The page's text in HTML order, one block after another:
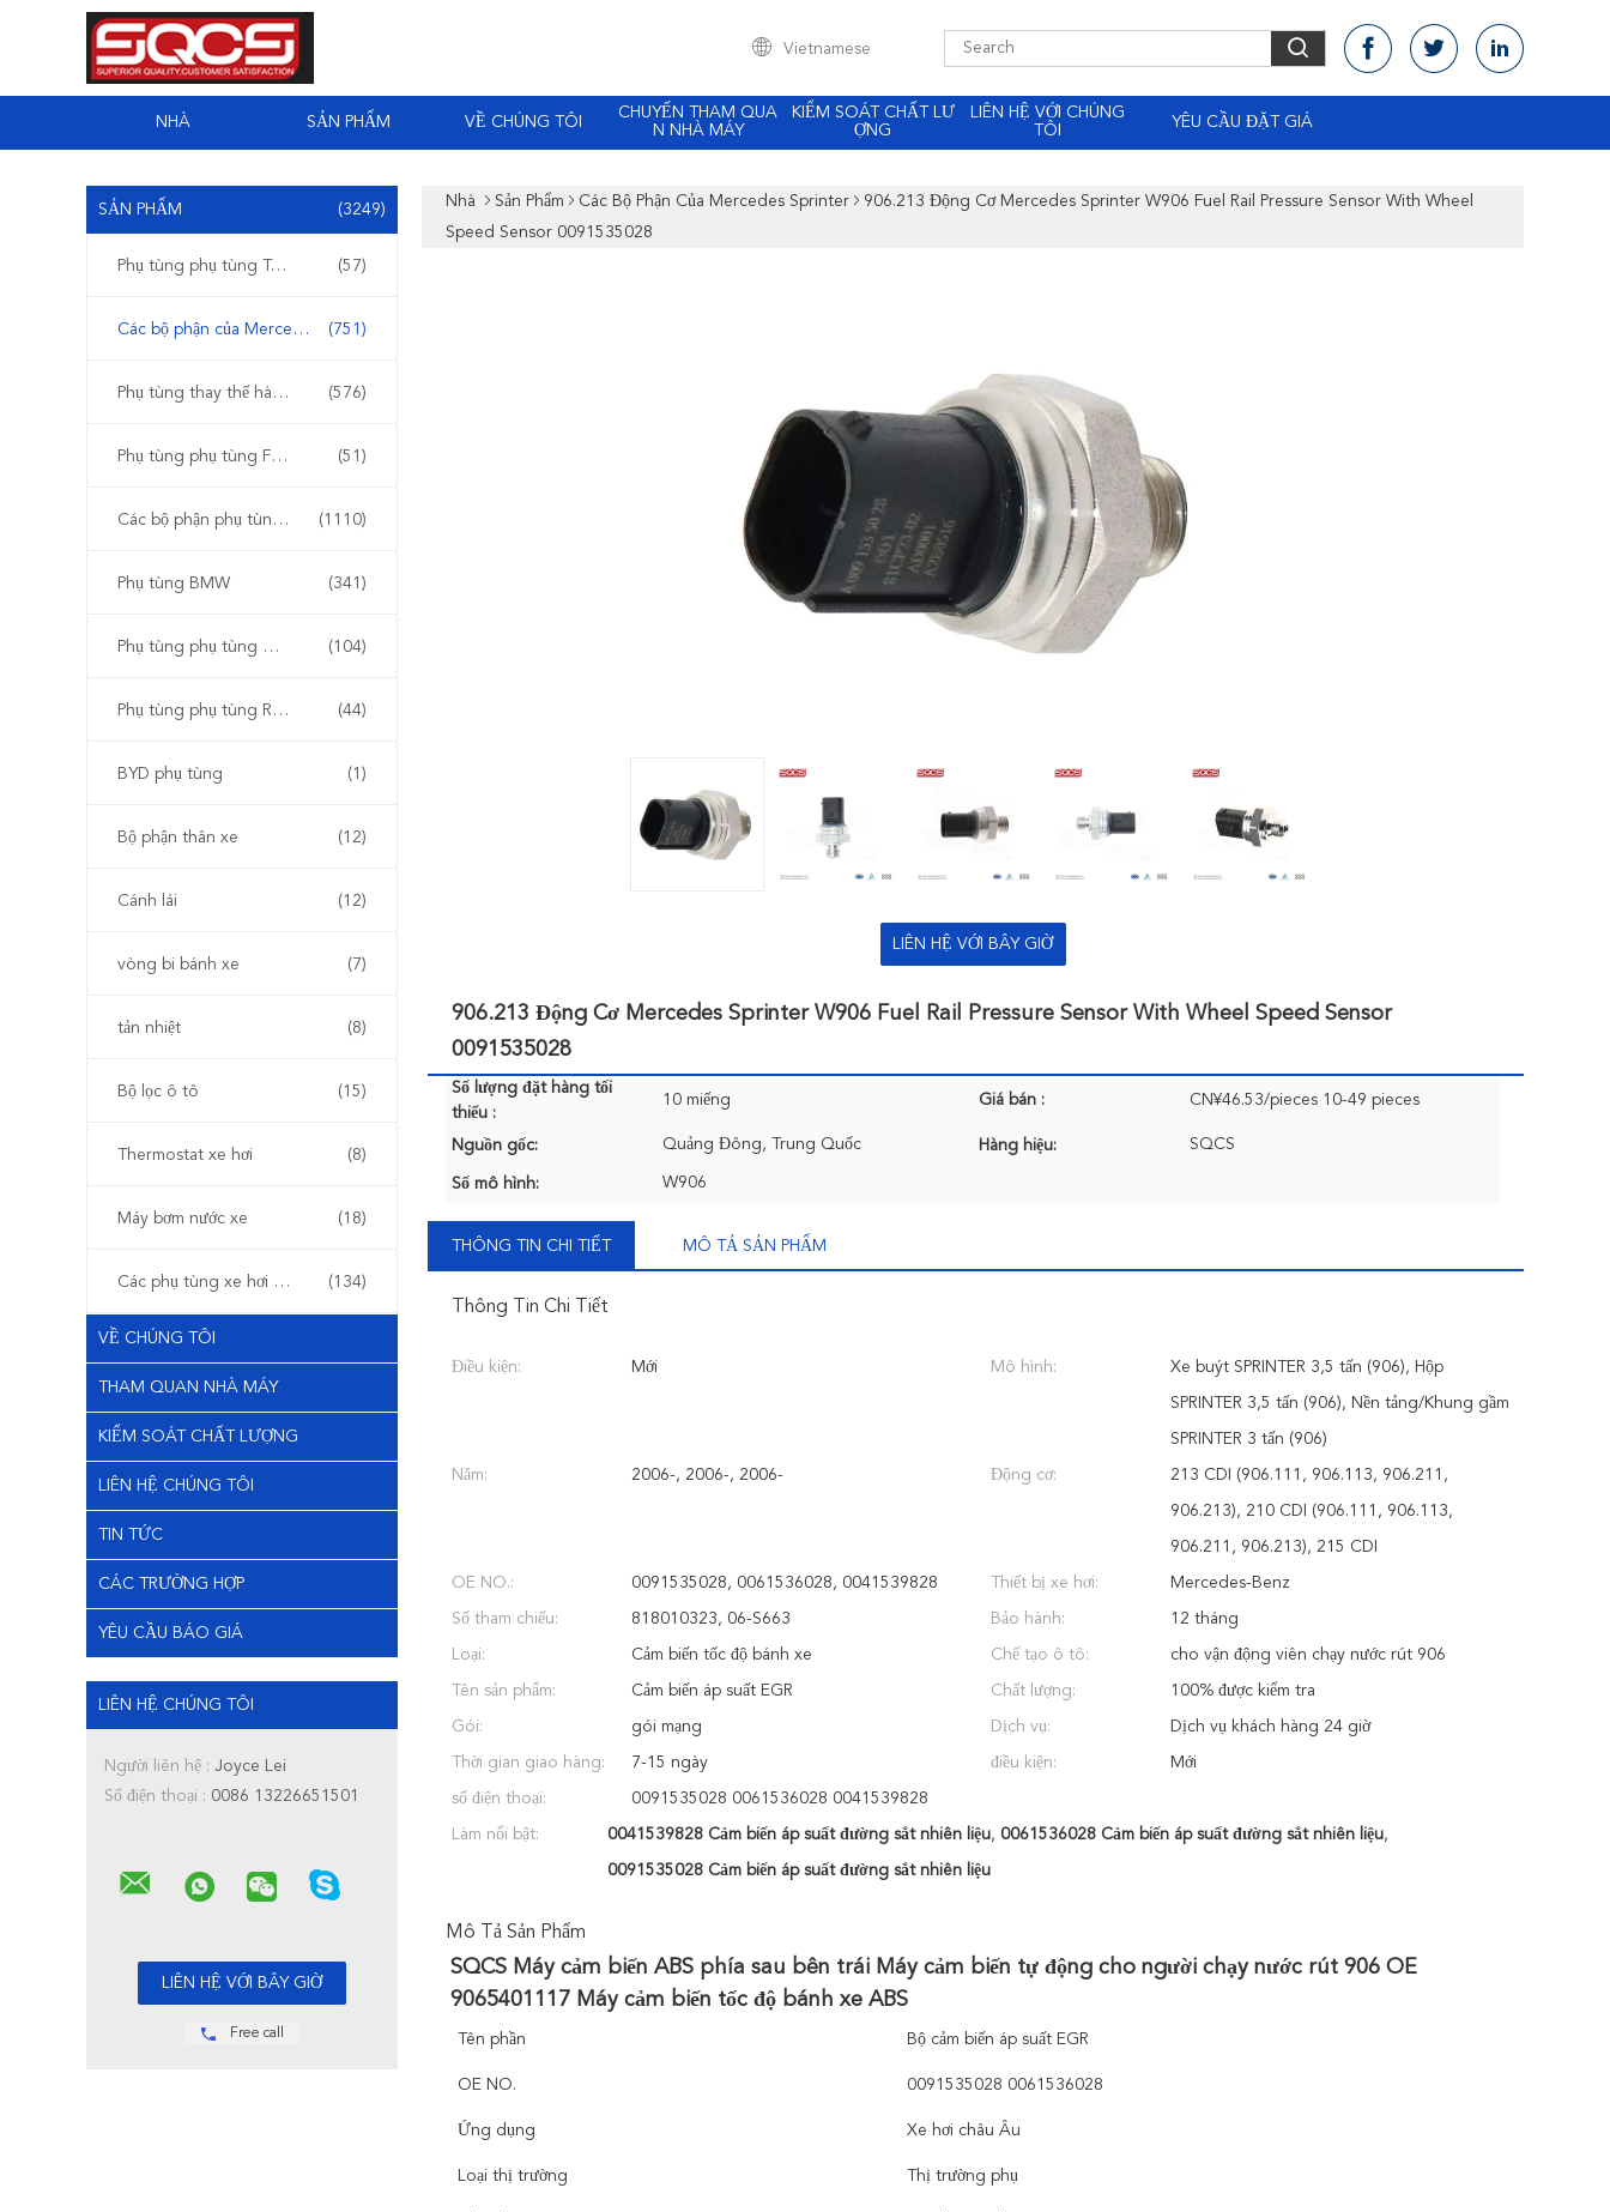
Vietnamese
NHÀ SẢN PHẨM VỀ CHÚNG TÔI
CHUYẾN THAM QUA
N NHÀ MÁY
KIỂM SOÁT CHẤT LƯ
ỢNG
LIÊN HỆ VỚI CHÚNG
TÔI
YÊU CẦU ĐẶT GIÁ
SẢN PHẨM (3249)
Phụ tùng phụ tùng Tesla (57)
Các bộ phận của Mercedes Sprinter (751)
Phụ tùng thay thế hàng ngày của Iveco (576)
Phụ tùng phụ tùng Ford Transit (51)
Các bộ phận phụ tùng Mercedes Benz (1110)
Phụ tùng BMW (341)
Phụ tùng phụ tùng Audi & Volkswagen (104)
Phụ tùng phụ tùng Renault (44)
BYD phụ tùng (1)
Bộ phận thân xe (12)
Cánh lái (12)
vòng bi bánh xe (7)
tản nhiệt (8)
Bộ lọc ô tô (15)
Thermostat xe hơi (8)
Máy bơm nước xe (18)
Các phụ tùng xe hơi khác (134)
VỀ CHÚNG TÔI
THAM QUAN NHÀ MÁY
KIỂM SOÁT CHẤT LƯỢNG
LIÊN HỆ CHÚNG TÔI
TIN TỨC
CÁC TRƯỜNG HỢP
YÊU CẦU BÁO GIÁ
LIÊN HỆ CHÚNG TÔI
Người liên hệ : Joyce Lei
Số điện thoại : 0086 13226651501
Free call
Nhà Sản Phẩm Các Bộ Phận Của Mercedes Sprinter
906.213 Động Cơ Mercedes Sprinter W906 Fuel Rail Pressure Sensor With Wheel
Speed Sensor 0091535028
LIÊN HỆ VỚI BÂY GIỜ
906.213 Động Cơ Mercedes Sprinter W906 Fuel Rail Pressure Sensor With Wheel Speed Sensor
0091535028
Số lượng đặt hàng tối
thiểu :
10 miếng Giá bán : CN¥46.53/pieces 10-49 pieces
Nguồn gốc: Quảng Đông, Trung Quốc Hàng hiệu: SQCS
Số mô hình: W906
THÔNG TIN CHI TIẾT MÔ TẢ SẢN PHẨM
Thông Tin Chi Tiết
Điều kiện: Mới Mô hình: Xe buýt SPRINTER 3,5 tấn (906), Hộp
SPRINTER 3,5 tấn (906), Nền tảng/Khung gầm
SPRINTER 3 tấn (906)
Năm: 2006-, 2006-, 2006- Động cơ: 213 CDI (906.111, 906.113, 906.211,
906.213), 210 CDI (906.111, 906.113,
906.211, 906.213), 215 CDI
OE NO.: 0091535028, 0061536028, 0041539828 Thiết bị xe hơi: Mercedes-Benz
Số tham chiếu: 818010323, 06-S663 Bảo hành: 12 tháng
Loại: Cảm biến tốc độ bánh xe Chế tạo ô tô: cho vận động viên chạy nước rút 906
Tên sản phẩm: Cảm biến áp suất EGR Chất lượng: 100% được kiểm tra
Gói: gói mạng Dịch vụ: Dịch vụ khách hàng 24 giờ
Thời gian giao hàng: 7-15 ngày điều kiện: Mới
số điện thoại: 0091535028 0061536028 0041539828
Làm nổi bật: 0041539828 Cảm biến áp suất đường sắt nhiên liệu, 0061536028 Cảm biến áp suất đường sắt nhiên liệu,
0091535028 Cảm biến áp suất đường sắt nhiên liệu
Mô Tả Sản Phẩm
SQCS Máy cảm biến ABS phía sau bên trái Máy cảm biến tự động cho người chạy nước rút 906 OE
9065401117 Máy cảm biến tốc độ bánh xe ABS
Tên phần Bộ cảm biến áp suất EGR
OE NO. 0091535028 0061536028
Ứng dụng Xe hơi châu Âu
Loại thị trường Thị trường phụ